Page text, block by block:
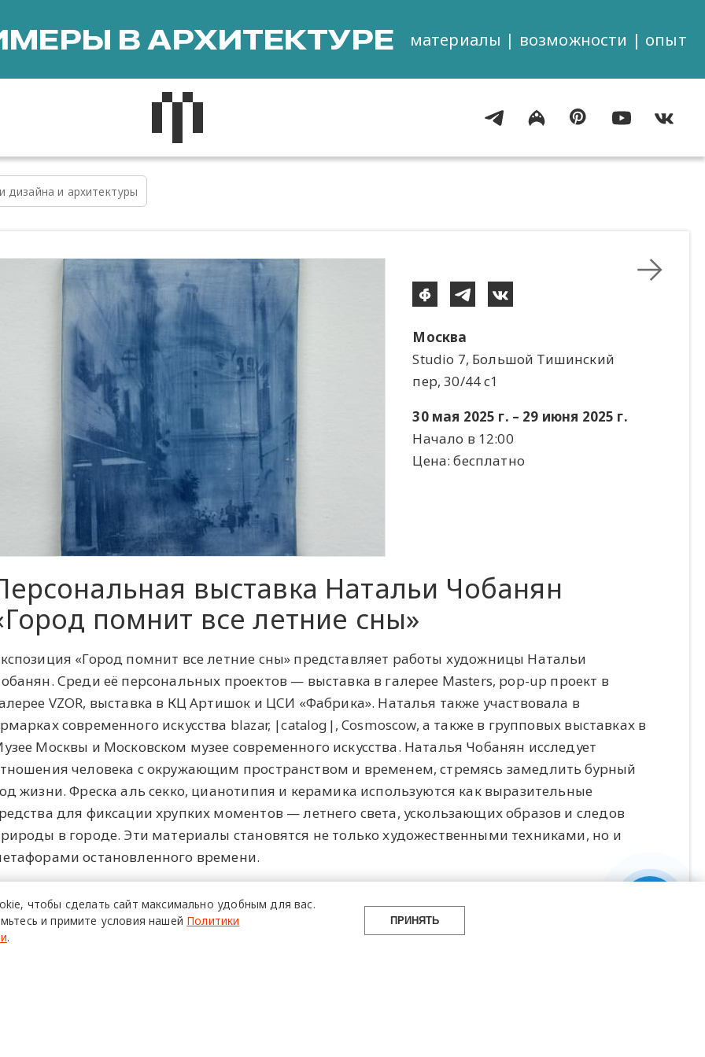
В АРХИТЕКТУРЕ материалы | возможности | опыт
дизайна и архитектуры
Москва
Studio 7, Большой Тишинский
пер, 30/44 с1
30 мая 2025 г. – 29 июня 2025 г.
Начало в 12:00
Цена: бесплатно
выставка Натальи Чобанян
помнит все летние сны»
«Город помнит все летние сны» представляет работы художницы Натальи
Среди её персональных проектов — выставка в галерее Masters, pop-up проект в
VZOR, выставка в КЦ Артишок и ЦСИ «Фабрика». Наталья также участвовала в
современного искусства blazar, |catalog|, Cosmoscow, а также в групповых выставках в
Москвы и Московском музее современного искусства. Наталья Чобанян исследует
человека с окружающим пространством и временем, стремясь замедлить бурный
жизни. Фреска аль секко, цианотипия и керамика используются как выразительные
для фиксации хрупких моментов — летнего света, ускользающих образов и следов
в городе. Эти материалы становятся не только художественными техниками, но и
остановленного времени.
ПОЙТИ
чтобы сделать сайт максимально удобным для вас.
и примите условия нашей Политики
.
ПРИНЯТЬ